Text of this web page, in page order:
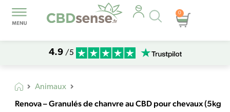
Recherche
de
produits
0
Panier
4.9 /5
Animaux
Renova – Granulés de chanvre au CBD pour chevaux (5kg